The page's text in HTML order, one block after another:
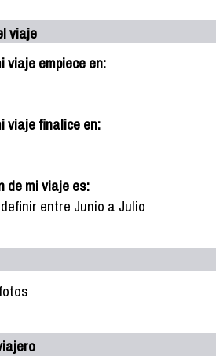
viaje
viaje empiece en:
viaje finalice en:
de mi viaje es:
entre Junio a Julio